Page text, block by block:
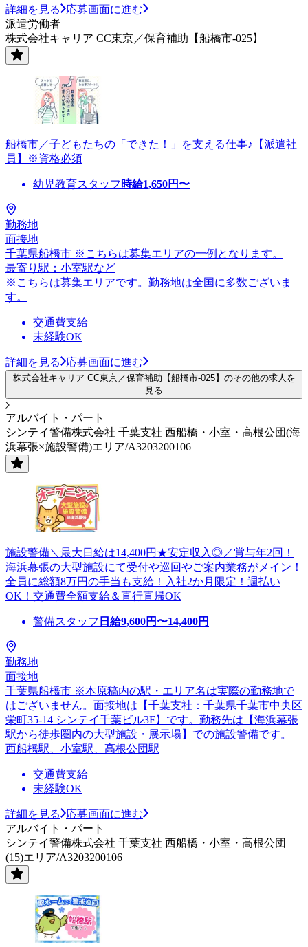
詳細を見る
応募画面に進む
派遣労働者
株式会社キャリア CC東京／保育補助【船橋市-025】
船橋市／子どもたちの「できた！」を支える仕事♪【派遣社
員】※資格必須
幼児教育スタッフ 時給1,650円〜
勤務地
面接地
千葉県船橋市 ※こちらは募集エリアの一例となります。
最寄り駅：小室駅など
※こちらは募集エリアです。勤務地は全国に多数ございま
す。
交通費支給
未経験OK
詳細を見る 応募画面に進む
株式会社キャリア CC東京／保育補助【船橋市-025】のその他の求人を
見る
アルバイト・パート
シンテイ警備株式会社 千葉支社 西船橋・小室・高根公団(海
浜幕張×施設警備)エリア/A3203200106
施設警備＼最大日給は14,400円★安定収入◎／賞与年2回！
海浜幕張の大型施設にて受付や巡回やご案内業務がメイン！
全員に総額8万円の手当も支給！入社2か月限定！週払い
OK！交通費全額支給＆直行直帰OK
警備スタッフ 日給9,600円〜14,400円
勤務地
面接地
千葉県船橋市 ※本原稿内の駅・エリア名は実際の勤務地で
はございません。面接地は【千葉支社：千葉県千葉市中央区
栄町35-14 シンテイ千葉ビル3F】です。勤務先は【海浜幕張
駅から徒歩圏内の大型施設・展示場】での施設警備です。
西船橋駅、小室駅、高根公団駅
交通費支給
未経験OK
詳細を見る
応募画面に進む
アルバイト・パート
シンテイ警備株式会社 千葉支社 西船橋・小室・高根公団
(15)エリア/A3203200106